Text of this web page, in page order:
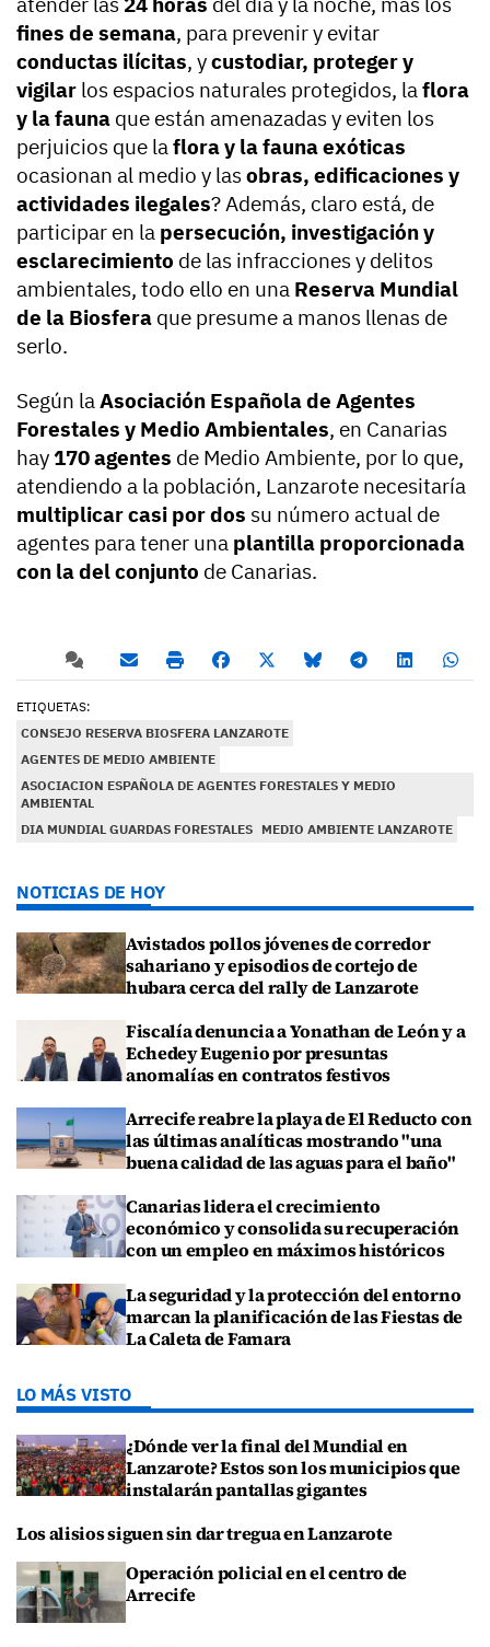
fines de semana, para prevenir y evitar
conductas ilícitas, ycustodiar, proteger y
vigilar los espacios naturales protegidos, la flora
y la fauna que están amenazadas y eviten los
perjuicios que la flora y la fauna exóticas
ocasionan al medio y lasobras, edificaciones y
actividades ilegales? Además, claro está, de
participar en la persecución, investigación y
esclarecimiento de las infracciones y delitos
ambientales, todo ello en una Reserva Mundial
de la Biosfera que presume a manos llenas de
serlo.
Según la Asociación Española de Agentes
Forestales y Medio Ambientales, en Canarias
hay 170 agentes de Medio Ambiente, por lo que,
atendiendo a la población, Lanzarote necesitaría
multiplicar casi por dos su número actual de
agentes para tener una plantilla proporcionada
con la del conjunto de Canarias.
ETIQUETAS:
CONSEJO RESERVA BIOSFERA LANZAROTE
AGENTES DE MEDIO AMBIENTE
ASOCIACION ESPAÑOLA DE AGENTES FORESTALES Y MEDIO
AMBIENTAL
DIA MUNDIAL GUARDAS FORESTALES MEDIO AMBIENTE LANZAROTE
NOTICIAS DE HOY
Avistados pollos jóvenes de corredor
sahariano y episodios de cortejo de
hubara cerca del rally de Lanzarote
Fiscalía denuncia a Yonathan de León y a
Echedey Eugenio por presuntas
anomalías en contratos festivos
Arrecife reabre la playa de El Reducto con
las últimas analíticas mostrando "una
buena calidad de las aguas para el baño"
Canarias lidera el crecimiento
económico y consolida su recuperación
con un empleo en máximos históricos
La seguridad y la protección del entorno
marcan la planificación de las Fiestas de
La Caleta de Famara
LO MÁS VISTO
¿Dónde ver la final del Mundial en
Lanzarote? Estos son los municipios que
instalarán pantallas gigantes
Los alisios siguen sin dar tregua en Lanzarote
Operación policial en el centro de
Arrecife